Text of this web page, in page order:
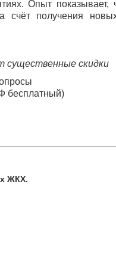
Опыт показывает,
счёт получения
существенные скидки
бесплатный)
ЖКХ.